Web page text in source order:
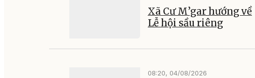
Xã Cư M’gar hướng về
Lễ hội sầu riêng
08:20, 04/08/2026